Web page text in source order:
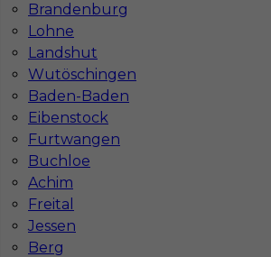
Brandenburg
Lohne
Landshut
Wutöschingen
Baden-Baden
Eibenstock
Furtwangen
Buchloe
Achim
Freital
Jessen
Berg
Mapa ofert pracy
Mapa kategorii